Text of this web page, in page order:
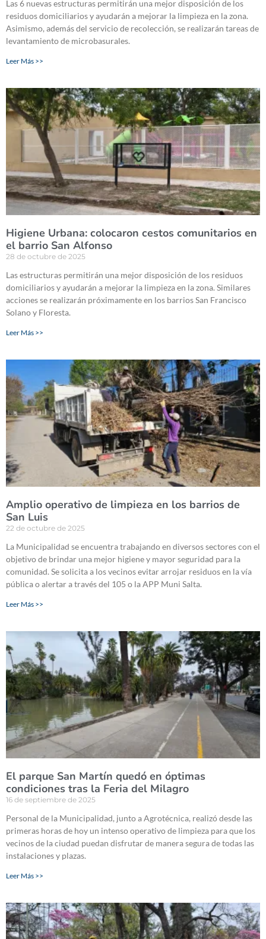
Las 6 nuevas estructuras permitirán una mejor disposición de los
residuos domiciliarios y ayudarán a mejorar la limpieza en la zona.
Asimismo, además del servicio de recolección, se realizarán tareas de
levantamiento de microbasurales.
Leer Más >>
Higiene Urbana: colocaron cestos comunitarios en
el barrio San Alfonso
28 de octubre de 2025
Las estructuras permitirán una mejor disposición de los residuos
domiciliarios y ayudarán a mejorar la limpieza en la zona. Similares
acciones se realizarán próximamente en los barrios San Francisco
Solano y Floresta.
Leer Más >>
Amplio operativo de limpieza en los barrios de
San Luis
22 de octubre de 2025
La Municipalidad se encuentra trabajando en diversos sectores con el
objetivo de brindar una mejor higiene y mayor seguridad para la
comunidad. Se solicita a los vecinos evitar arrojar residuos en la vía
pública o alertar a través del 105 o la APP Muni Salta.
Leer Más >>
El parque San Martín quedó en óptimas
condiciones tras la Feria del Milagro
16 de septiembre de 2025
Personal de la Municipalidad, junto a Agrotécnica, realizó desde las
primeras horas de hoy un intenso operativo de limpieza para que los
vecinos de la ciudad puedan disfrutar de manera segura de todas las
instalaciones y plazas.
Leer Más >>